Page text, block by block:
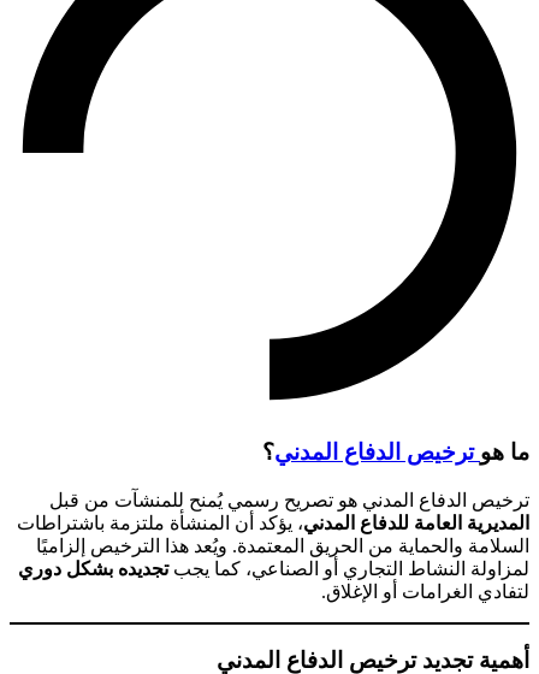
ما هو ترخيص الدفاع المدني؟
ترخيص الدفاع المدني هو تصريح رسمي يُمنح للمنشآت من قبل
المديرية العامة للدفاع المدني، يؤكد أن المنشأة ملتزمة باشتراطات
السلامة والحماية من الحريق المعتمدة. ويُعد هذا الترخيص إلزاميًا
لمزاولة النشاط التجاري أو الصناعي، كما يجبتجديده بشكل دوري
لتفادي الغرامات أو الإغلاق.
أهمية تجديد ترخيص الدفاع المدني